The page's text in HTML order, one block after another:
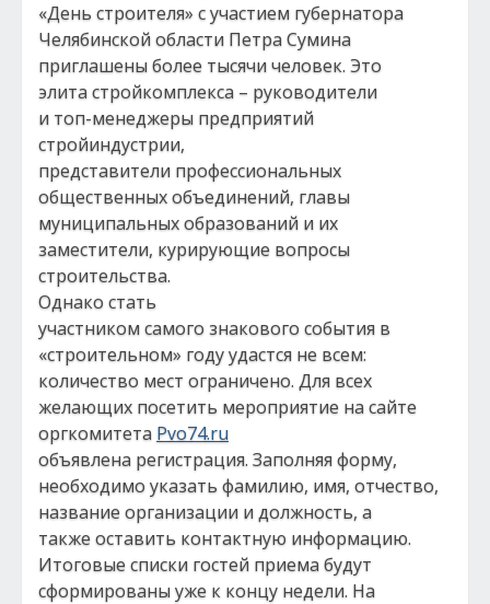
«День строителя» с участием губернатора
Челябинской области Петра Сумина
приглашены более тысячи человек. Это
элита стройкомплекса – руководители
и топ-менеджеры предприятий
стройиндустрии,
представители профессиональных
общественных объединений, главы
муниципальных образований и их
заместители, курирующие вопросы
строительства.
Однако стать
участником самого знакового события в
«строительном» году удастся не всем:
количество мест ограничено. Для всех
желающих посетить мероприятие на сайте
оргкомитета Pvo74.ru
объявлена регистрация. Заполняя форму,
необходимо указать фамилию, имя, отчество,
название организации и должность, а
также оставить контактную информацию.
Итоговые списки гостей приема будут
сформированы уже к концу недели. На